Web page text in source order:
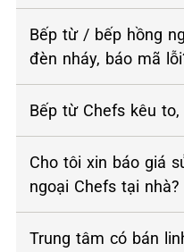
Bếp từ / bếp hồng
đèn nháy, báo mã
Bếp từ Chefs kêu
Cho tôi xin báo giá
ngoại Chefs tại nhà?
Trung tâm có bán